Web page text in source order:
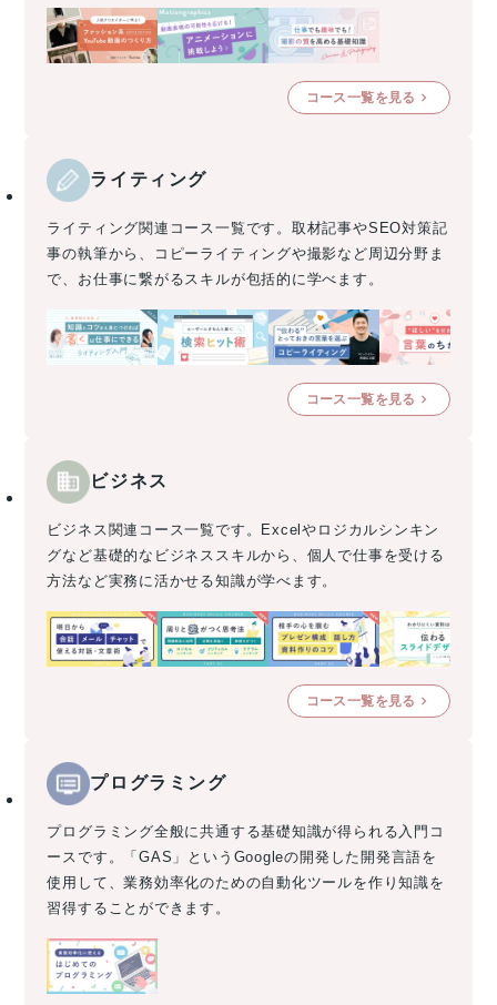
コース一覧を見る
ライティング
ライティング関連コース一覧です。取材記事やSEO対策記
事の執筆から、コピーライティングや撮影など周辺分野ま
で、お仕事に繋がるスキルが包括的に学べます。
コース一覧を見る
ビジネス
ビジネス関連コース一覧です。Excelやロジカルシンキン
グなど基礎的なビジネススキルから、個人で仕事を受ける
方法など実務に活かせる知識が学べます。
コース一覧を見る
プログラミング
プログラミング全般に共通する基礎知識が得られる入門コ
ースです。「GAS」というGoogleの開発した開発言語を
使用して、業務効率化のための自動化ツールを作り知識を
習得することができます。